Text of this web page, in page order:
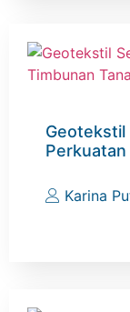
Geotekstil
Karina